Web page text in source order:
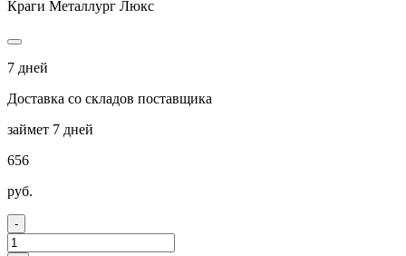
Краги Металлург Люкс
7 дней
Доставка со складов поставщика
займет 7 дней
656
руб.
-